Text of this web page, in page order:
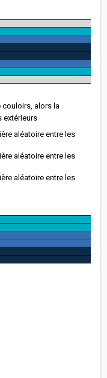
couloirs, alors la
extérieurs
aléatoire entre les
aléatoire entre les
aléatoire entre les